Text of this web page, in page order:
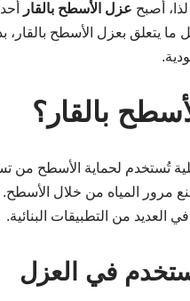
أصبح عزل الأسطح بالقار
يتعلق بعزل الأسطح بالقار،
بالقار؟
تُستخدم لحماية الأسطح من
مرور المياه من خلال
من التطبيقات البنائية.
في العزل